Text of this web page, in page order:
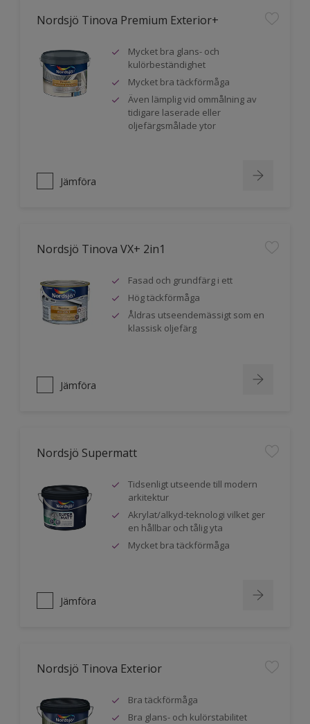
Nordsjö Tinova Premium Exterior+
Mycket bra glans- och
kulörbeständighet
Mycket bra täckförmåga
Även lämplig vid ommålning av
tidigare laserade eller
oljefärgsmålade ytor
Jämföra
Nordsjö Tinova VX+ 2in1
Fasad och grundfärg i ett
Hög täckförmåga
Åldras utseendemässigt som en
klassisk oljefärg
Jämföra
Nordsjö Supermatt
Tidsenligt utseende till modern
arkitektur
Akrylat/alkyd-teknologi vilket ger
en hållbar och tålig yta
Mycket bra täckförmåga
Jämföra
Nordsjö Tinova Exterior
Bra täckförmåga
Bra glans- och kulörstabilitet